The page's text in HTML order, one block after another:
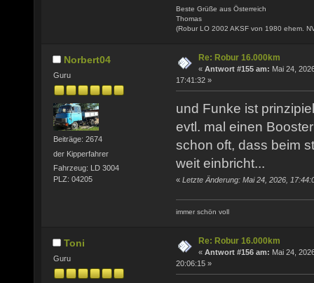
Beste Grüße aus Österreich
Thomas
(Robur LO 2002 AKSF von 1980 ehem.
Norbert04
Guru
Beiträge: 2674
der Kipperfahrer
Fahrzeug: LD 3004
PLZ: 04205
Re: Robur 16.000km
« Antwort #155 am: Mai 24,
17:41:32 »
und Funke ist
evtl. mal einen
schon oft, dass beim
weit einbricht...
« Letzte Änderung: Mai 24, 2026,
immer schön voll
Toni
Guru
Re: Robur 16.000km
« Antwort #156 am: Mai 24,
20:06:15 »